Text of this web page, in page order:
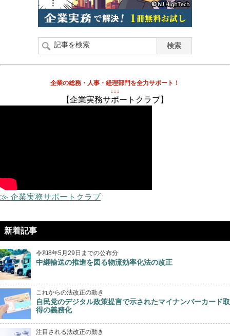
企業の総務・人事・経理部門を全力サポート！
↓↓↓
【企業実務サポートクラブ】
≫ 企業実務サポートクラブ
新着記事
令和8年5月29日までの公布分
中継輸送の推進を図る物流効率化法の改正
これからの法改正の動き
自民党のデジタル政策提言で示されたマイナンバーカード取
得の義務化
注目される法改正の動き